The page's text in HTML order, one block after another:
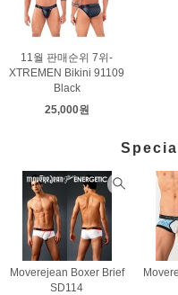
11월 판매순위 7위-
XTREMEN Bikini 91109
Black
25,000원
Moverejean Boxer Brief
SD114